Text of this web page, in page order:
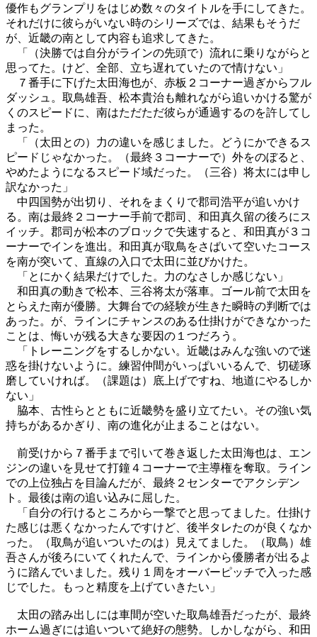
優作もグランプリをはじめ数々のタイトルを手にしてきた。
それだけに彼らがいない時のシリーズでは、結果もそうだ
が、近畿の南として内容も追求してきた。
「（決勝では自分がラインの先頭で）流れに乗りながらと
思ってた。けど、全部、立ち遅れていたので情けない」
７番手に下げた太田海也が、赤板２コーナー過ぎからフル
ダッシュ。取鳥雄吾、松本貴治も離れながら追いかける驚が
くのスピードに、南はただただ彼らが通過するのを許してし
まった。
「（太田との）力の違いを感じました。どうにかできるス
ピードじゃなかった。（最終３コーナーで）外をのぼると、
やめたようになるスピード域だった。（三谷）将太には申し
訳なかった」
中四国勢が出切り、それをまくりで郡司浩平が追いかけ
る。南は最終２コーナー手前で郡司、和田真久留の後ろにス
イッチ。郡司が松本のブロックで失速すると、和田真が３コ
ーナーでインを進出。和田真が取鳥をさばいて空いたコース
を南が突いて、直線の入口で太田に並びかけた。
「とにかく結果だけでした。力のなさしか感じない」
和田真の動きで松本、三谷将太が落車。ゴール前で太田を
とらえた南が優勝。大舞台での経験が生きた瞬時の判断では
あった。が、ラインにチャンスのある仕掛けができなかった
ことは、悔いが残る大きな要因の１つだろう。
「トレーニングをするしかない。近畿はみんな強いので迷
惑を掛けないように。練習仲間がいっぱいいるんで、切磋琢
磨していければ。（課題は）底上げですね、地道にやるしか
ない」
脇本、古性らとともに近畿勢を盛り立てたい。その強い気
持ちがあるかぎり、南の進化が止まることはない。
前受けから７番手まで引いて巻き返した太田海也は、エン
ジンの違いを見せて打鐘４コーナーで主導権を奪取。ライン
での上位独占を目論んだが、最終２センターでアクシデン
ト。最後は南の追い込みに屈した。
「自分の行けるところから一撃でと思ってました。仕掛け
た感じは悪くなかったんですけど、後半タレたのが良くなか
った。（取鳥が追いついたのは）見えてました。（取鳥）雄
吾さんが後ろにいてくれたんで、ラインから優勝者が出るよ
うに踏んでいました。残り１周をオーバーピッチで入った感
じでした。もっと精度を上げていきたい」
太田の踏み出しには車間が空いた取鳥雄吾だったが、最終
ホーム過ぎには追いついて絶好の態勢。しかしながら、和田